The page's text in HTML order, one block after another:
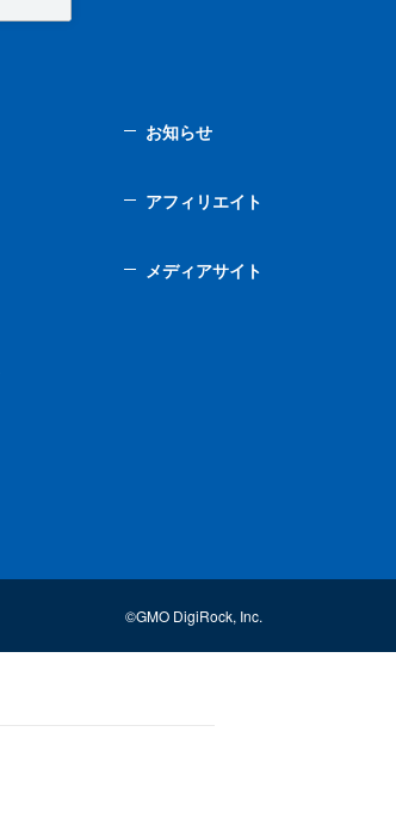
お知らせ
アフィリエイト
メディアサイト
©GMO DigiRock, Inc.